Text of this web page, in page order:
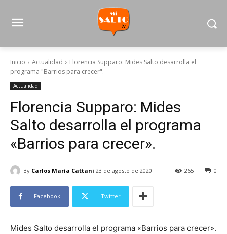
Inicio Actualidad
Florencia Supparo: Mides Salto desarrolla el
programa "Barrios para crecer".
Actualidad
Florencia Supparo: Mides
Salto desarrolla el programa
«Barrios para crecer».
By Carlos María Cattani 23 de agosto de 2020 0
265
Facebook Twitter
Mides Salto desarrolla el programa «Barrios para crecer».